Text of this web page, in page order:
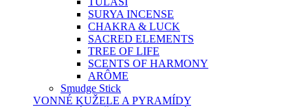
SURYA INCENSE
CHAKRA & LUCK
SACRED ELEMENTS
TREE OF LIFE
SCENTS OF HARMONY
ARÔME
Smudge Stick
VONNÉ KUŽELE A PYRAMÍDY